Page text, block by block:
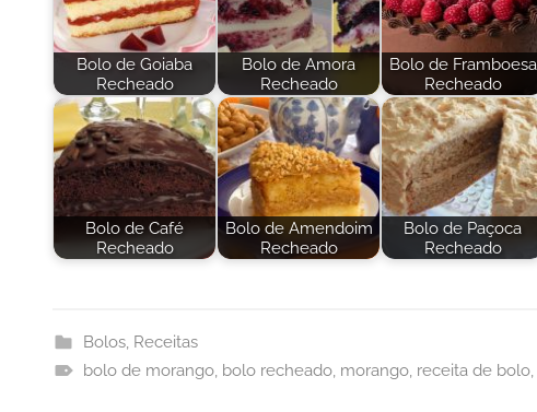
Bolo de Goiaba
Recheado
Bolo de Amora
Recheado
Bolo de Framboesa
Recheado
Bolo de Café
Recheado
Bolo de Amendoim
Recheado
Bolo de Paçoca
Recheado
Bolos, Receitas
bolo de morango, bolo recheado, morango, receita de bolo,